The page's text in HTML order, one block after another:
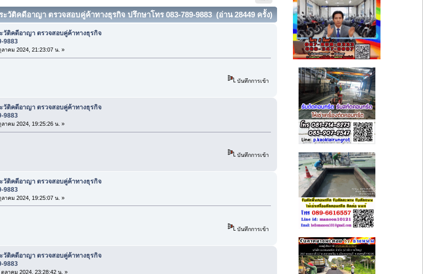
วัติคดีอาญา ตรวจสอบคู่ค้าทางธุรกิจ ปรึกษาโทร 083-789-9883 (อ่าน 28449 ครั้ง)
วัติคดีอาญา ตรวจสอบคู่ค้าทางธุรกิจ
9883
าคม 2024, 21:23:07 น. »
บันทึกการเข้า
วัติคดีอาญา ตรวจสอบคู่ค้าทางธุรกิจ
9883
าคม 2024, 19:25:26 น. »
บันทึกการเข้า
วัติคดีอาญา ตรวจสอบคู่ค้าทางธุรกิจ
9883
าคม 2024, 19:25:07 น. »
บันทึกการเข้า
วัติคดีอาญา ตรวจสอบคู่ค้าทางธุรกิจ
9883
ลาคม 2024, 23:28:42 น. »